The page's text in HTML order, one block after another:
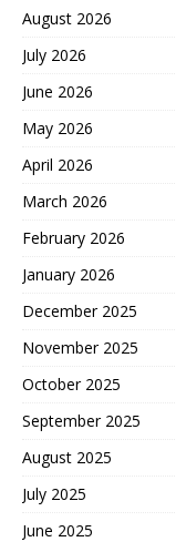
August 2026
July 2026
June 2026
May 2026
April 2026
March 2026
February 2026
January 2026
December 2025
November 2025
October 2025
September 2025
August 2025
July 2025
June 2025